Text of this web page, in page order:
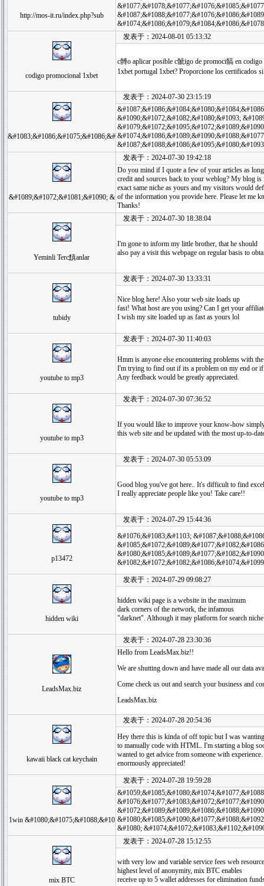
http://mos-it.ru/index.php?sub
codigo promocional 1xbet
发表于：2024-08-01 05:13:32
c髆o aplicar posible c骴igo de promoci髇 en
1xbet portugal 1xbet? Proporcione los certificados
&#1083;&#1086;&#1075;&#1086;&#
发表于：2024-07-30 23:15:19
&#1090;&#1072;&#1082;&#1080;&#1093;
&#1089;&#1072;&#1081;&#1090; &
发表于：2024-07-30 19:42:18
Do you mind if I quote a few of your articles as
credit and sources back to your weblog? My blog is
exact same niche as yours and my visitors would
of the information you provide here. Please let me
Thanks!
Yeminli Terc黰anlar
发表于：2024-07-30 18:38:04
I'm gone to inform my little brother, that he should
also pay a visit this webpage on regular basis to
tubidy
发表于：2024-07-30 13:33:31
Nice blog here! Also your web site loads up
fast! What host are you using? Can I get your
I wish my site loaded up as fast as yours lol
youtube to mp3
发表于：2024-07-30 11:40:03
Hmm is anyone else encountering problems with
I'm trying to find out if its a problem on my end or
Any feedback would be greatly appreciated.
youtube to mp3
发表于：2024-07-30 07:36:52
If you would like to improve your know-how
this web site and be updated with the most up-to-
youtube to mp3
发表于：2024-07-30 05:53:09
Good blog you've got here.. It's difficult to find
I really appreciate people like you! Take care!!
p13472
发表于：2024-07-29 15:44:36
&#1076;&#1083;&#1103;
hidden wiki
发表于：2024-07-29 09:08:27
hidden wiki page is a website in the maximum
dark corners of the network, the infamous
"darknet". Although it may platform for search
LeadsMax.biz
发表于：2024-07-28 23:30:36
Hello from LeadsMax.biz!!
We are shutting down and have made all our data
Come check us out and search your business and
LeadsMax.biz
kawaii black cat keychain
发表于：2024-07-28 20:54:36
Hey there this is kinda of off topic but I was
to manually code with HTML. I'm starting a blog
wanted to get advice from someone with
enormously appreciated!
1win &#1080;&#1075;&#1088;&#10
发表于：2024-07-28 19:59:28
&#1080;
mix BTC
发表于：2024-07-28 15:12:55
with very low and variable service fees web
highest level of anonymity, mix BTC enables
receive up to 5 wallet addresses for elimination